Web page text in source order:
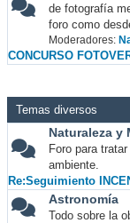
de fotografía
foro como
Moderadores:
CONCURSO
Temas diversos
Naturaleza y
Foro para
ambiente.
Re:Seguimiento
Astronomía
Todo sobre la